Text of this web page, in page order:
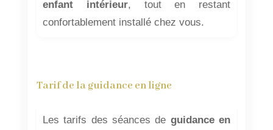
enfant intérieur, tout en restant
confortablement installé chez vous.
Tarif de la guidance en ligne
Les tarifs des séances de guidance en